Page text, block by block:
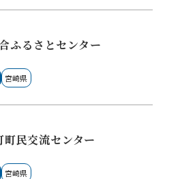
ふるさとセンター
宮崎県
町民交流センター
宮崎県